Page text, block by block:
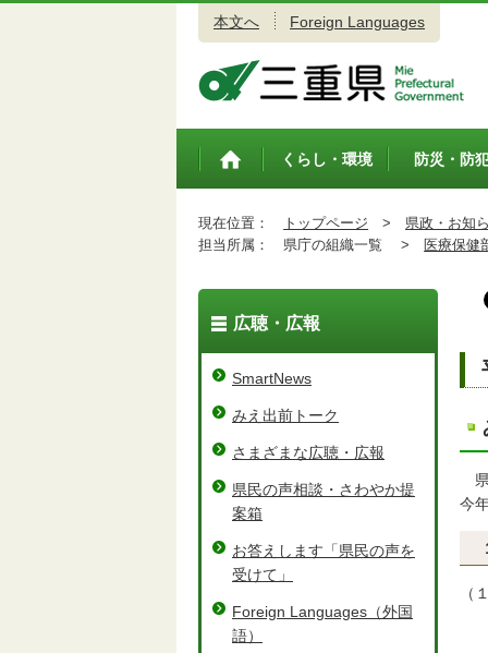
本文へ Foreign Languages
トップペ
くらし・環境 防災・防
現在位置： トップページ > 県政・お知
担当所属：
県庁の組織一覧 > 医療保健
県
今
（
広聴・広報
SmartNews
みえ出前トーク
さまざまな広聴・広報
県民の声相談・さわやか提
案箱
お答えします「県民の声を
受けて」
Foreign Languages（外国
語）